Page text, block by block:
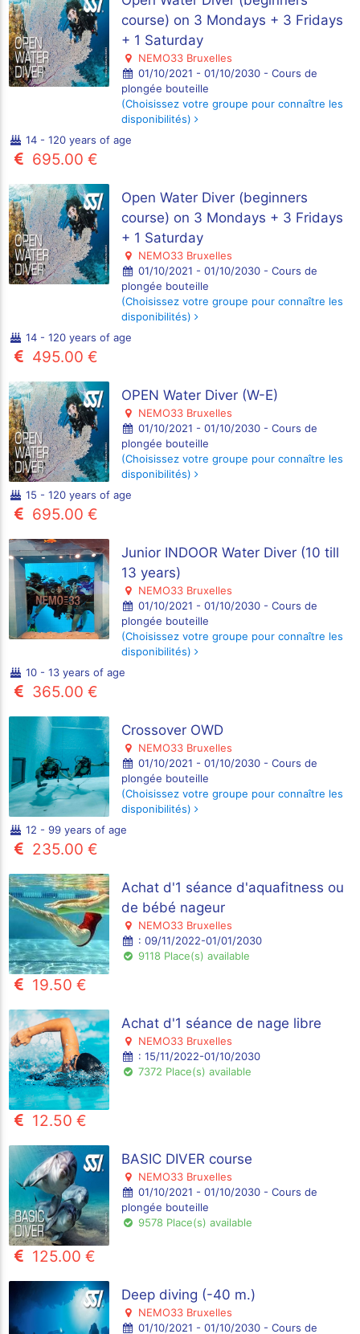
course) on 3 Mondays + 3 Fridays
+ 1 Saturday
NEMO33 Bruxelles
01/10/2021 - 01/10/2030 - Cours de
plongée bouteille
(Choisissez votre groupe pour connaître les
disponibilités)
14 - 120 years of age
695.00 €
Open Water Diver (beginners
course) on 3 Mondays + 3 Fridays
+ 1 Saturday
NEMO33 Bruxelles
01/10/2021 - 01/10/2030 - Cours de
plongée bouteille
(Choisissez votre groupe pour connaître les
disponibilités)
14 - 120 years of age
495.00 €
OPEN Water Diver (W-E)
NEMO33 Bruxelles
01/10/2021 - 01/10/2030 - Cours de
plongée bouteille
(Choisissez votre groupe pour connaître les
disponibilités)
15 - 120 years of age
695.00 €
Junior INDOOR Water Diver (10 till
13 years)
NEMO33 Bruxelles
01/10/2021 - 01/10/2030 - Cours de
plongée bouteille
(Choisissez votre groupe pour connaître les
disponibilités)
10 - 13 years of age
365.00 €
Crossover OWD
NEMO33 Bruxelles
01/10/2021 - 01/10/2030 - Cours de
plongée bouteille
(Choisissez votre groupe pour connaître les
disponibilités)
12 - 99 years of age
235.00 €
Achat d'1 séance d'aquafitness ou
de bébé nageur
NEMO33 Bruxelles
: 09/11/2022-01/01/2030
9118 Place(s) available
19.50 €
Achat d'1 séance de nage libre
NEMO33 Bruxelles
: 15/11/2022-01/10/2030
7372 Place(s) available
12.50 €
BASIC DIVER course
NEMO33 Bruxelles
01/10/2021 - 01/10/2030 - Cours de
plongée bouteille
9578 Place(s) available
125.00 €
Deep diving (-40 m.)
NEMO33 Bruxelles
01/10/2021 - 01/10/2030 - Cours de